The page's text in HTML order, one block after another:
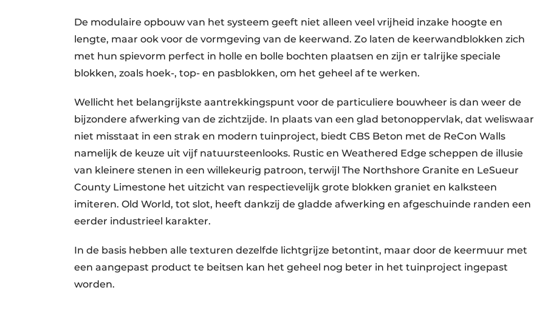
De modulaire opbouw van het systeem geeft niet alleen veel vrijheid inzake hoogte en
lengte, maar ook voor de vormgeving van de keerwand. Zo laten de keerwandblokken zich
met hun spievorm perfect in holle en bolle bochten plaatsen en zijn er talrijke speciale
blokken, zoals hoek-, top- en pasblokken, om het geheel af te werken.
Wellicht het belangrijkste aantrekkingspunt voor de particuliere bouwheer is dan weer de
bijzondere afwerking van de zichtzijde. In plaats van een glad betonoppervlak, dat weliswaar
niet misstaat in een strak en modern tuinproject, biedt CBS Beton met de ReCon Walls
namelijk de keuze uit vijf natuursteenlooks. Rustic en Weathered Edge scheppen de illusie
van kleinere stenen in een willekeurig patroon, terwijl The Northshore Granite en LeSueur
County Limestone het uitzicht van respectievelijk grote blokken graniet en kalksteen
imiteren. Old World, tot slot, heeft dankzij de gladde afwerking en afgeschuinde randen een
eerder industrieel karakter.
In de basis hebben alle texturen dezelfde lichtgrijze betontint, maar door de keermuur met
een aangepast product te beitsen kan het geheel nog beter in het tuinproject ingepast
worden.